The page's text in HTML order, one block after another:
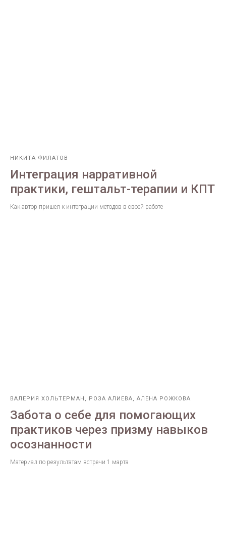
НИКИТА ФИЛАТОВ
Интеграция нарративной
практики, гештальт-терапии и КПТ
Как автор пришел к интеграции методов в своей работе
ВАЛЕРИЯ ХОЛЬТЕРМАН, РОЗА АЛИЕВА, АЛЕНА РОЖКОВА
Забота о себе для помогающих
практиков через призму навыков
осознанности
Материал по результатам встречи 1 марта